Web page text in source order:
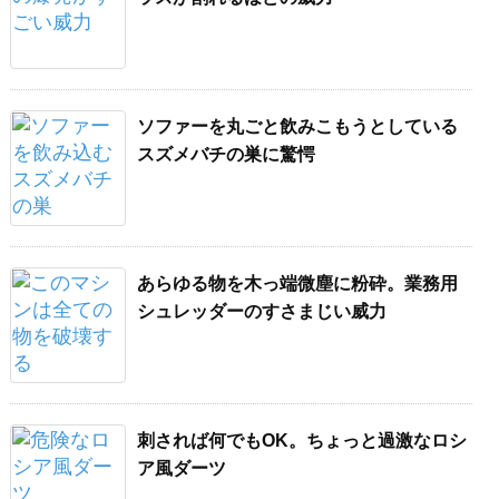
ソファーを丸ごと飲みこもうとしている
スズメバチの巣に驚愕
あらゆる物を木っ端微塵に粉砕。業務用
シュレッダーのすさまじい威力
刺されば何でもOK。ちょっと過激なロシ
ア風ダーツ